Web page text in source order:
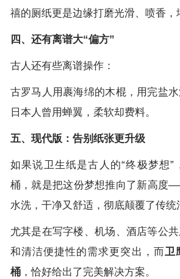
禧的厕纸更是边缘打磨光滑、喷香，
四、还有离谱大“偏方”
古人还有些离谱操作：
古罗马人用裹海绵的木棍，用完盐
日本人曾用蝉翼，柔软却费料。
五、现代版：告别纸张更升级
如果说卫生纸是古人的“终极梦想”
桶，就是把这份梦想推向了新高度
水洗，干净又舒适，彻底颠覆了传统
尤其是在写字楼、机场、酒店等公
和清洁便捷性的需求更突出，而卫
桶，恰好给出了完美解决方案。